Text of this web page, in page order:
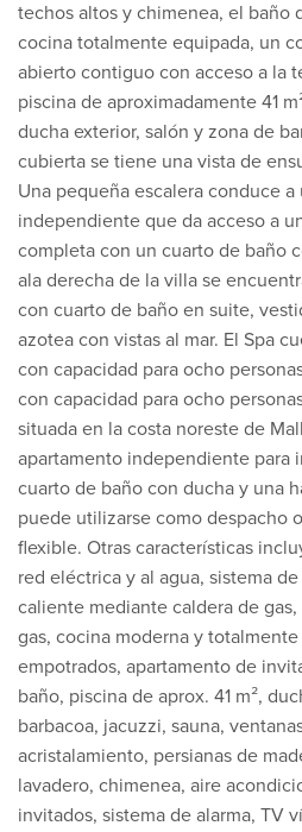
techos altos y chimenea, el baño
cocina totalmente equipada, un
abierto contiguo con acceso a la
piscina de aproximadamente 41
ducha exterior, salón y zona de
cubierta se tiene una vista de
Una pequeña escalera conduce
independiente que da acceso a
completa con un cuarto de baño
ala derecha de la villa se
con cuarto de baño en suite,
azotea con vistas al mar. El Spa
con capacidad para ocho
con capacidad para ocho
situada en la costa noreste de
apartamento independiente para
cuarto de baño con ducha y una
puede utilizarse como despacho
flexible. Otras características
red eléctrica y al agua, sistema
caliente mediante caldera de
gas, cocina moderna y
empotrados, apartamento de
baño, piscina de aprox. 41 m²,
barbacoa, jacuzzi, sauna,
acristalamiento, persianas de
lavadero, chimenea, aire
invitados, sistema de alarma, TV